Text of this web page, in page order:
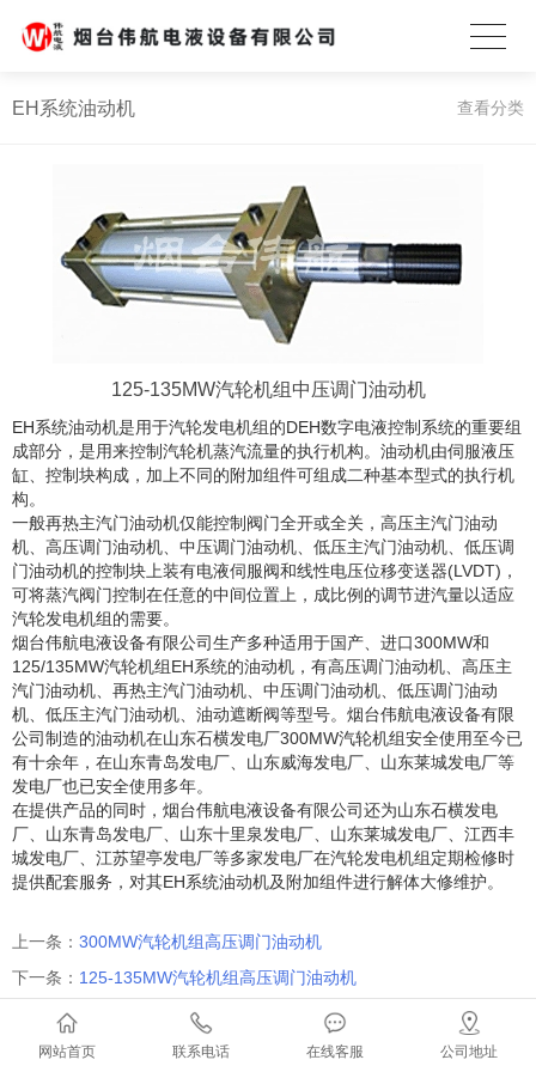
EH系统油动机 查看分类
125-135MW汽轮机组中压调门油动机
EH系统油动机是用于汽轮发电机组的DEH数字电液控制系统的重要组
成部分，是用来控制汽轮机蒸汽流量的执行机构。油动机由伺服液压
缸、控制块构成，加上不同的附加组件可组成二种基本型式的执行机
构。
一般再热主汽门油动机仅能控制阀门全开或全关，高压主汽门油动
机、高压调门油动机、中压调门油动机、低压主汽门油动机、低压调
门油动机的控制块上装有电液伺服阀和线性电压位移变送器(LVDT)，
可将蒸汽阀门控制在任意的中间位置上，成比例的调节进汽量以适应
汽轮发电机组的需要。
烟台伟航电液设备有限公司生产多种适用于国产、进口300MW和
125/135MW汽轮机组EH系统的油动机，有高压调门油动机、高压主
汽门油动机、再热主汽门油动机、中压调门油动机、低压调门油动
机、低压主汽门油动机、油动遮断阀等型号。烟台伟航电液设备有限
公司制造的油动机在山东石横发电厂300MW汽轮机组安全使用至今已
有十余年，在山东青岛发电厂、山东威海发电厂、山东莱城发电厂等
发电厂也已安全使用多年。
在提供产品的同时，烟台伟航电液设备有限公司还为山东石横发电
厂、山东青岛发电厂、山东十里泉发电厂、山东莱城发电厂、江西丰
城发电厂、江苏望亭发电厂等多家发电厂在汽轮发电机组定期检修时
提供配套服务，对其EH系统油动机及附加组件进行解体大修维护。
上一条： 300MW汽轮机组高压调门油动机
下一条： 125-135MW汽轮机组高压调门油动机
网站首页 联系电话 在线客服 公司地址
回到顶部